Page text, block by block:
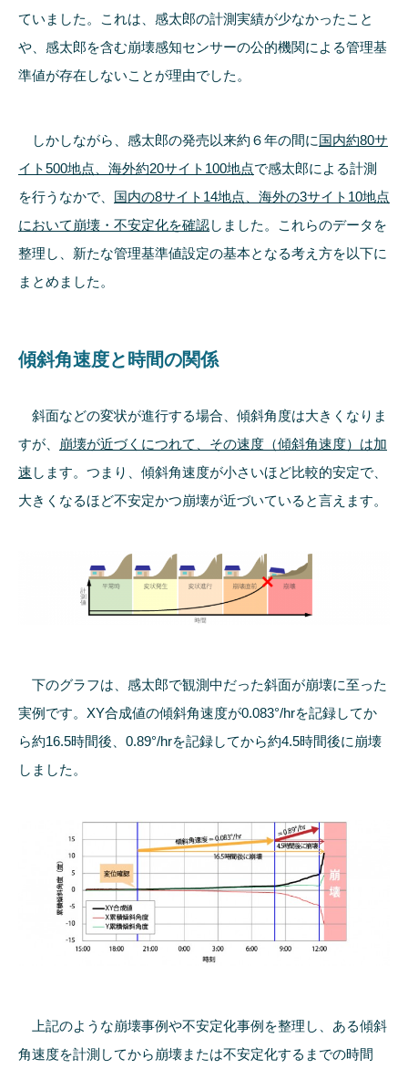
ていました。これは、感太郎の計測実績が少なかったこと
や、感太郎を含む崩壊感知センサーの公的機関による管理基
準値が存在しないことが理由でした。
しかしながら、感太郎の発売以来約６年の間に国内約80サ
イト500地点
海外約20サイト100地点で感太郎による計測
を行うなかで、 国内の8サイト14地点
海外の3サイト10地点
において崩壊・不安定化を確認しました。これらのデータを
整理し、新たな管理基準値設定の基本となる考え方を以下に
まとめました。
傾斜角速度と時間の関係
斜面などの変状が進行する場合、傾斜角度は大きくなりま
すが、
崩壊が近づくにつれて、その速度（傾斜角速度）は加
速 します。つまり、傾斜角速度が小さいほど比較的安定で、
大きくなるほど不安定かつ崩壊が近づいていると言えます。
下のグラフは、感太郎で観測中だった斜面が崩壊に至った
実例です。XY合成値の傾斜角速度が0.083°/hrを記録してか
ら約16.5時間後、0.89°/hrを記録してから約4.5時間後に崩壊
しました。
上記のような崩壊事例や不安定化事例を整理し、ある傾斜
角速度を計測してから崩壊または不安定化するまでの時間